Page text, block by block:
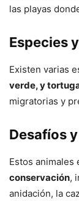
las playas
Especies
Existen varias
verde, y
migratorias y
Desafíos
Estos animales
conservación,
anidación, la